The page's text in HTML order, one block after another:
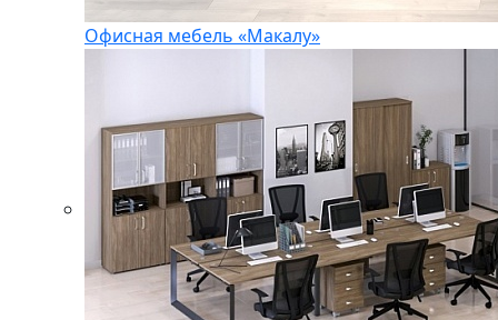
Офисная мебель «Макалу»